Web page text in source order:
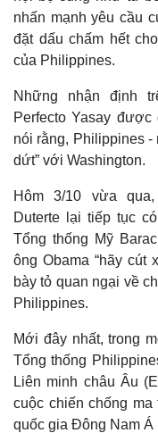
nhấn mạnh yêu cầu
đặt dấu chấm hết
của Philippines.
Những nhận định
Perfecto Yasay
nói rằng, Philippines -
dứt” với Washington.
Hôm 3/10 vừa
Duterte lại tiếp tục
Tổng thống Mỹ
ông Obama “hãy cút
bày tỏ quan ngại về
Philippines.
Mới đây nhất, trong
Tổng thống
Liên minh châu Âu
cuộc chiến chống
quốc gia Đông Nam Á